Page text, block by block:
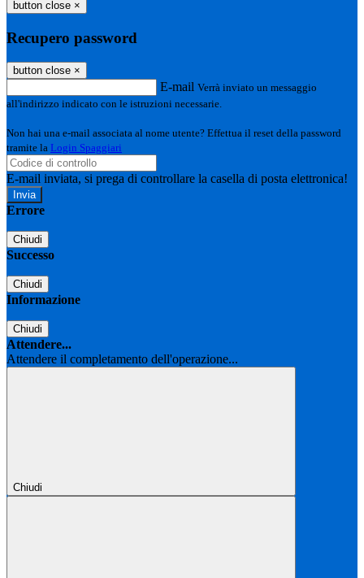
button close ×
Recupero password
button close ×
E-mail Verrà inviato un messaggio
all'indirizzo indicato con le istruzioni necessarie.
Non hai una e-mail associata al nome utente? Effettua il reset della password
tramite la Login Spaggiari
E-mail inviata, si prega di controllare la casella di posta elettronica!
Errore
Chiudi
Successo
Chiudi
Informazione
Chiudi
Attendere...
Attendere il completamento dell'operazione...
Chiudi